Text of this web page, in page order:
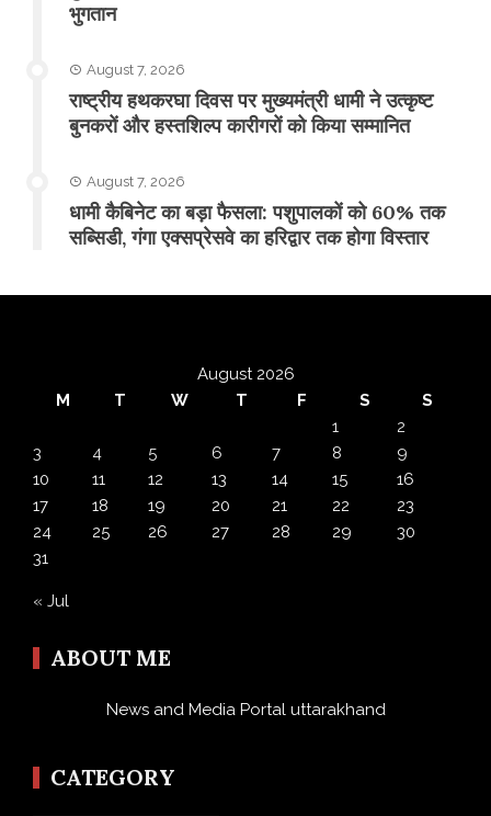
भुगतान
August 7, 2026
राष्ट्रीय हथकरघा दिवस पर मुख्यमंत्री धामी ने उत्कृष्ट
बुनकरों और हस्तशिल्प कारीगरों को किया सम्मानित
August 7, 2026
​धामी कैबिनेट का बड़ा फैसला: पशुपालकों को 60% तक
सब्सिडी, गंगा एक्सप्रेसवे का हरिद्वार तक होगा विस्तार
August 2026
M
T W T F S
S
1
2
3
4 5 6 7 8
9
10
11 12 13 14 15
16
17
18 19 20 21 22
23
24
25 26 27 28 29
30
31
« Jul
ABOUT ME
News and Media Portal uttarakhand
CATEGORY